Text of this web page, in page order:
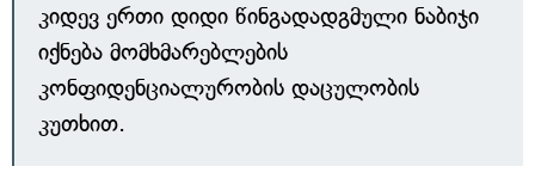
კიდევ ერთი დიდი წინგადადგმული ნაბიჯი
იქნება მომხმარებლების
კონფიდენციალურობის დაცულობის
კუთხით.